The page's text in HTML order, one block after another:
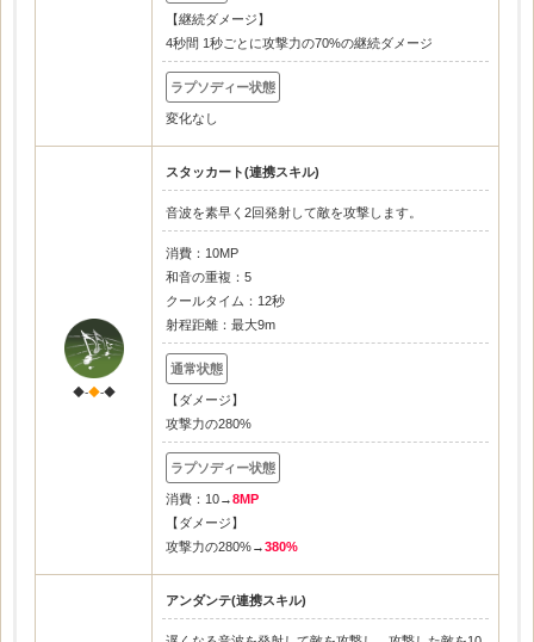
【継続ダメージ】
4秒間 1秒ごとに攻撃力の70%の継続ダメージ
変化なし
◆-◆-◆
スタッカート(連携スキル)
音波を素早く2回発射して敵を攻撃します。
消費：10MP
和音の重複：5
クールタイム：12秒
射程距離：最大9m
【ダメージ】
攻撃力の280%
消費：10→8MP
【ダメージ】
攻撃力の280%→380%
アンダンテ(連携スキル)